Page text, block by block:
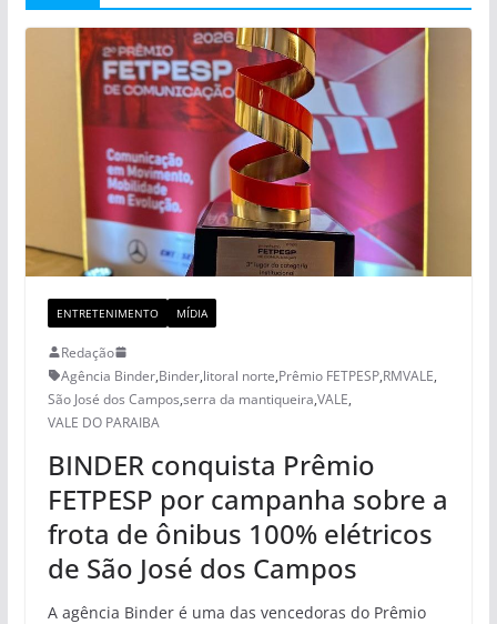
ENTRETENIMENTO MÍDIA
Redação
Agência Binder,Binder,litoral norte,Prêmio FETPESP,RMVALE,
São José dos Campos,serra da mantiqueira,VALE,
VALE DO PARAIBA
BINDER conquista Prêmio
FETPESP por campanha sobre a
frota de ônibus 100% elétricos
de São José dos Campos
A agência Binder é uma das vencedoras do Prêmio